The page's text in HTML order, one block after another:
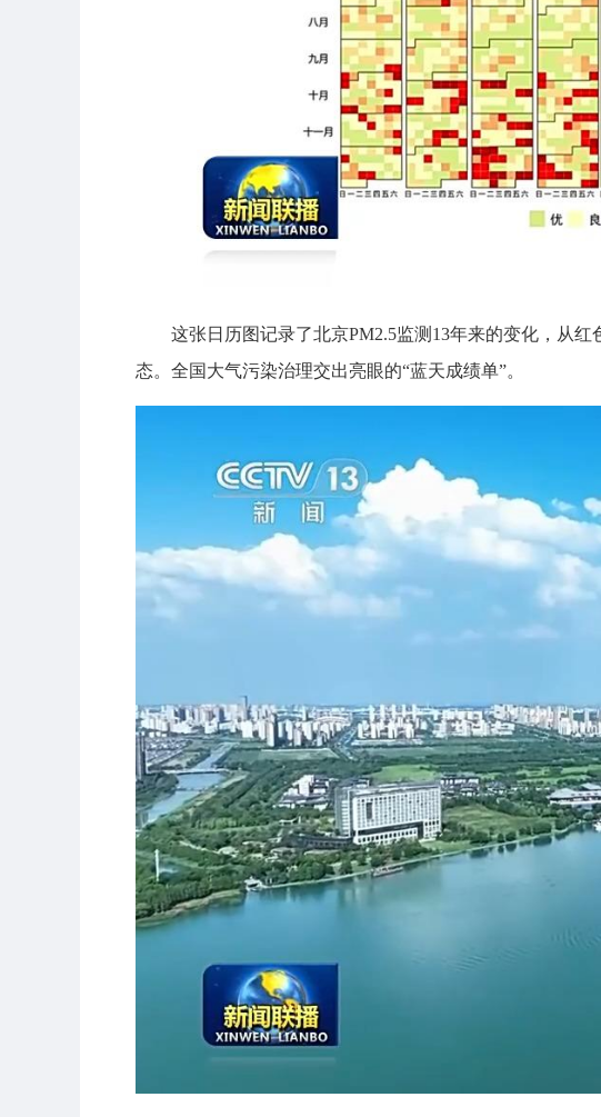
这张日历图记录了北京PM2.5监测13年来的变化，从
态。全国大气污染治理交出亮眼的“蓝天成绩单”。